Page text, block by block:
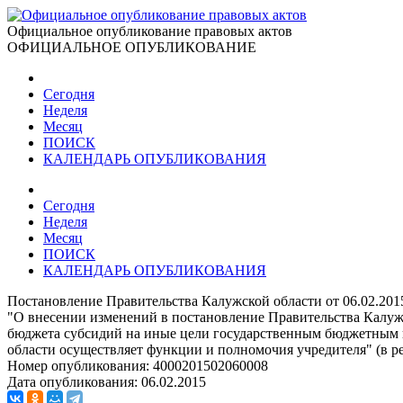
Официальное опубликование правовых актов
ОФИЦИАЛЬНОЕ ОПУБЛИКОВАНИЕ
Сегодня
Неделя
Месяц
ПОИСК
КАЛЕНДАРЬ ОПУБЛИКОВАНИЯ
Сегодня
Неделя
Месяц
ПОИСК
КАЛЕНДАРЬ ОПУБЛИКОВАНИЯ
Постановление Правительства Калужской области от
"О внесении изменений в постановление Правительства
бюджета субсидий на иные цели государственным
области осуществляет функции и полномочия учредителя" (в
Номер опубликования: 4000201502060008
Дата опубликования: 06.02.2015